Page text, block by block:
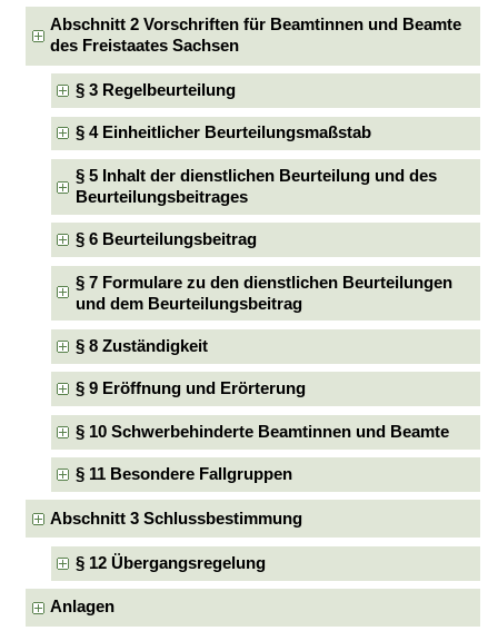
Abschnitt 2 Vorschriften für Beamtinnen und Beamte
des Freistaates Sachsen
§ 3 Regelbeurteilung
§ 4 Einheitlicher Beurteilungsmaßstab
§ 5 Inhalt der dienstlichen Beurteilung und des
Beurteilungsbeitrages
§ 6 Beurteilungsbeitrag
§ 7 Formulare zu den dienstlichen Beurteilungen
und dem Beurteilungsbeitrag
§ 8 Zuständigkeit
§ 9 Eröffnung und Erörterung
§ 10 Schwerbehinderte Beamtinnen und Beamte
§ 11 Besondere Fallgruppen
Abschnitt 3 Schlussbestimmung
§ 12 Übergangsregelung
Anlagen